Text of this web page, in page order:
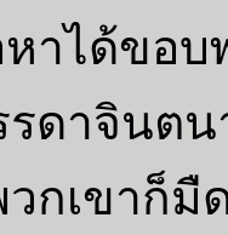
หาได้ขอ
รดาจินต
กเขาก็มื